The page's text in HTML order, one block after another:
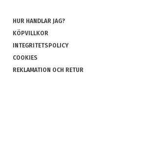
HUR HANDLAR JAG?
KÖPVILLKOR
INTEGRITETSPOLICY
COOKIES
REKLAMATION OCH RETUR